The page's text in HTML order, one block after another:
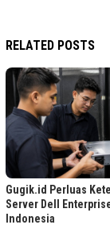
RELATED POSTS
Gugik.id Perluas
Server Dell
Indonesia